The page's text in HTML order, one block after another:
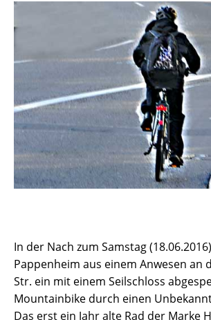
In der Nach zum Samstag
Pappenheim aus einem Anwesen an
Str. ein mit einem Seilschloss
Mountainbike durch einen
Das erst ein Jahr alte Rad der Marke